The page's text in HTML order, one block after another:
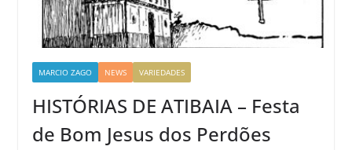
MARCIO ZAGO NEWS VARIEDADES
HISTÓRIAS DE ATIBAIA – Festa
de Bom Jesus dos Perdões